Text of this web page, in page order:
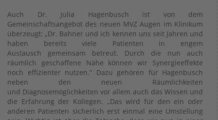
Auch Dr. Julia Hagenbusch ist von dem
Gemeinschaftsangebot des neuen MVZ Augen im Klinikum
überzeugt: „Dr. Bahner und ich kennen uns seit Jahren und
haben bereits viele Patienten in engem
Austausch gemeinsam betreut. Durch die nun auch
räumlich geschaffene Nähe können wir Synergieeffekte
noch effizienter nutzen.“ Dazu gehören für Hagenbusch
neben den neuen Räumlichkeiten
und Diagnosemöglichkeiten vor allem auch das Wissen und
die Erfahrung der Kollegen. „Das wird für den ein oder
anderen Patienten sicherlich erst einmal eine Umstellung